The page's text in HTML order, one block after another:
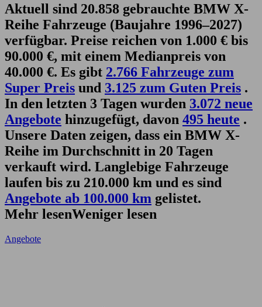
Aktuell sind 20.858 gebrauchte BMW X-
Reihe Fahrzeuge (Baujahre 1996–2027)
verfügbar. Preise reichen von 1.000 € bis
90.000 €, mit einem Medianpreis von
40.000 €. Es gibt 2.766 Fahrzeuge zum
Super Preis und 3.125 zum Guten Preis .
In den letzten 3 Tagen wurden 3.072 neue
Angebote hinzugefügt, davon 495 heute .
Unsere Daten zeigen, dass ein BMW X-
Reihe im Durchschnitt in 20 Tagen
verkauft wird. Langlebige Fahrzeuge
laufen bis zu 210.000 km und es sind
Angebote ab 100.000 km gelistet.
Mehr lesenWeniger lesen
Angebote